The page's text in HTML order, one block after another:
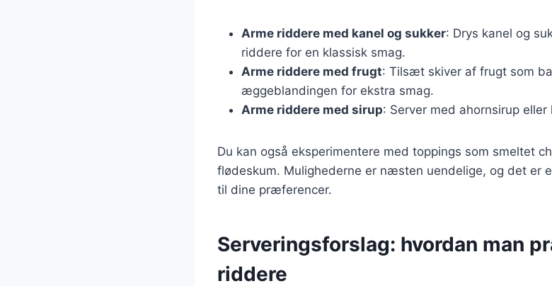
Arme riddere med kanel og sukker: Drys kanel og
riddere for en klassisk smag.
Arme riddere med frugt: Tilsæt skiver af frugt som
æggeblandingen for ekstra smag.
Arme riddere med sirup: Server med ahornsirup
Du kan også eksperimentere med toppings som smeltet
flødeskum. Mulighederne er næsten uendelige, og det er
til dine præferencer.
Serveringsforslag: hvordan man
riddere